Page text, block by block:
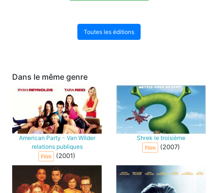
Toutes les éditions
Dans le même genre
American Party - Van Wilder
relations publiques
Film (2001)
Shrek le troisième
Film (2007)